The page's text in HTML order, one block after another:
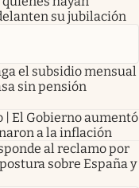
su jubilación
el subsidio mensual
sin pensión
El Gobierno aumentó
a la inflación
al reclamo por
sobre España y